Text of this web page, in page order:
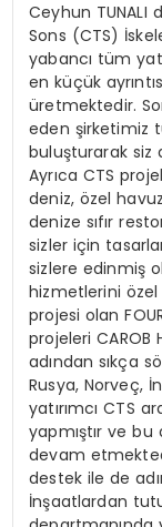
Ceyhun TUNALI
Sons (CTS)
yabancı tüm
en küçük
üretmektedir.
eden şirketimiz
buluşturarak siz
Ayrıca CTS
deniz, özel
denize sıfır
sizler için
sizlere edinmiş
hizmetlerini özel
projesi olan
projeleri CAROB
adından sıkça
Rusya, Norveç,
yatırımcı CTS
yapmıştır ve bu
devam
destek ile de
İnşaatlardan